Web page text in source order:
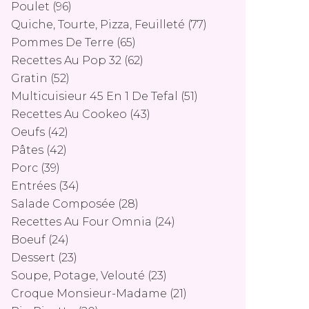
Poulet (96)
Quiche, Tourte, Pizza, Feuilleté (77)
Pommes De Terre (65)
Recettes Au Pop 32 (62)
Gratin (52)
Multicuisieur 45 En 1 De Tefal
(51)
Recettes Au Cookeo (43)
Oeufs (42)
Pâtes (42)
Porc (39)
Entrées (34)
Salade Composée (28)
Recettes Au Four Omnia (24)
Boeuf (24)
Dessert (23)
Soupe, Potage, Velouté (23)
Croque Monsieur-Madame (21)